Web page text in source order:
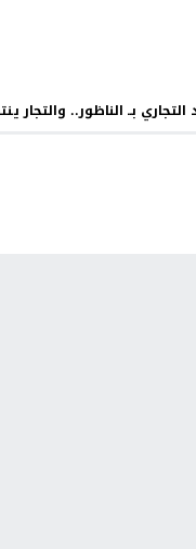
التجاري بــ الناظور.. والتجار